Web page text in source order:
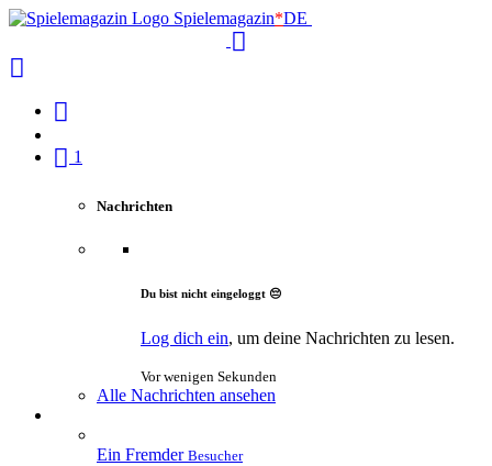
Spielemagazin*DE
1
Nachrichten
Du bist nicht eingeloggt 😔
Log dich ein, um deine Nachrichten zu lesen.
Vor wenigen Sekunden
Alle Nachrichten ansehen
Ein Fremder Besucher